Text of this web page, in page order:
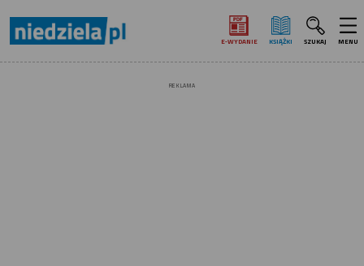
E‑WYDANIE KSIĄŻKI SZUKAJ MENU
REKLAMA